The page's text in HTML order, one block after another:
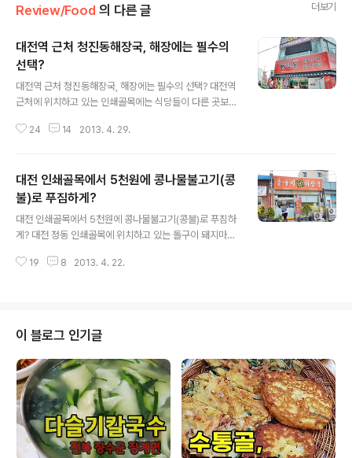
Review/Food 의 다른 글 더보기
대전역 근처 청진동해장국, 해장에는 필수의
선택?
대전역 근처 청진동해장국, 해장에는 필수의 선택? 대전역
근처에 위치하고 있는 인쇄골목에는 식당들이 다른 곳보다
맛집들이 상당히 많은데, 그런 맛집이 아닌 새로운 곳을 가
롭게 오픈한 식당이 있다고 해서 가보게 되었습니다. 청진
동 해장국 감자탕을 방문해봤습니다.새롭게 오픈을 해서
그런지 상당히 깔끔한 건물 인테리어, 간판이 눈에 확 뜨입
니다. 이곳은 아무래도 해장국전문점이다보니 다들 해장국
위주로 드시고 계셨는데, 저는 독특하게 순대국을 주문해
봤습니다. 뼈해장국,양선지해장국,콩나물 해장국이 전문인
24 14 2013. 4. 29.
대전 인쇄골목에서 5천원에 콩나물불고기(콩
불)로 푸짐하게?
대전 인쇄골목에서 5천원에 콩나물불고기(콩불)로 푸짐하
게? 대전 정동 인쇄골목에 위치하고 있는 돌구이 돼지마을
다보니 자주 방문을 하지만, 사진기가 없을때가 많았는데,
하게 됩니다. 주차가 조금 어려운 편이긴 합니다. 근처의 주
차장이 없기 때문에 노상주차 또는 상당히 먼 곳에 주차를
하고 걸어와야 하는 곳입니다. 특히 인쇄골목에는 주차를
하기가 조금은 어려운 골목입니다. 차가 아니라면 대전역
에서 걸어서 5분내외의 거리에 위치하고 있기 때문에 대중
교통을 이용하는 것도 좋은 선택이 아닐까 생각..
19 8 2013. 4. 22.
이 블로그 인기글